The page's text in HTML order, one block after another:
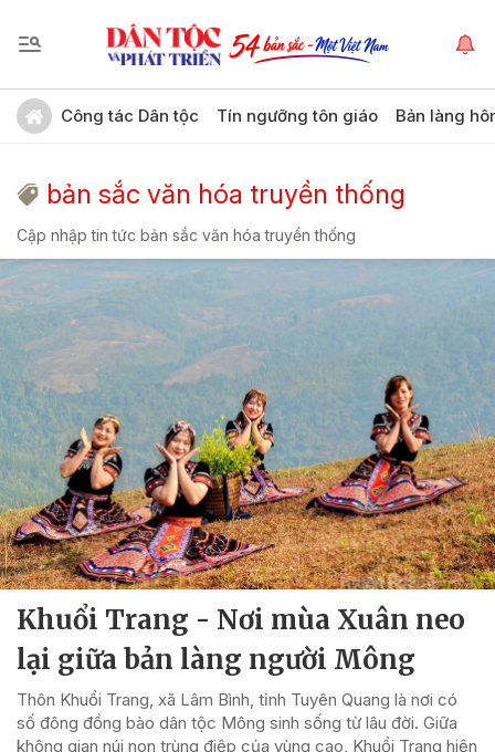
Công tác Dân tộc Tín ngưỡng tôn giáo Bản làng
bản sắc văn hóa truyền thống
Cập nhập tin tức bản sắc văn hóa truyền thống
Khuổi Trang - Nơi mùa Xuân neo
lại giữa bản làng người Mông
Thôn Khuổi Trang, xã Lâm Bình, tỉnh Tuyên Quang là nơi có
số đông đồng bào dân tộc Mông sinh sống từ lâu đời. Giữa
không gian núi non trùng điệp của vùng cao, Khuổi Trang hiện